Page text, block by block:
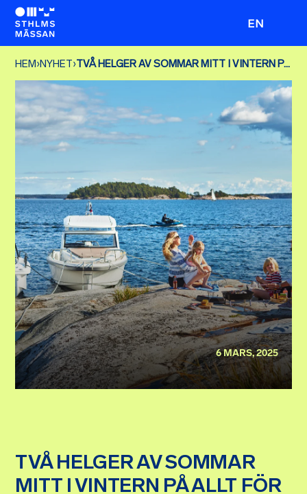
EN
HEM›NYHET› TVÅ HELGER AV SOMMAR MITT I VINTERN PÅ ALLT FÖR SJÖN
6 MARS, 2025
TVÅ HELGER AV SOMMAR
MITT I VINTERN PÅ ALLT FÖR